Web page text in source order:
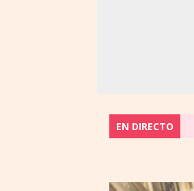
EN DIRECTO